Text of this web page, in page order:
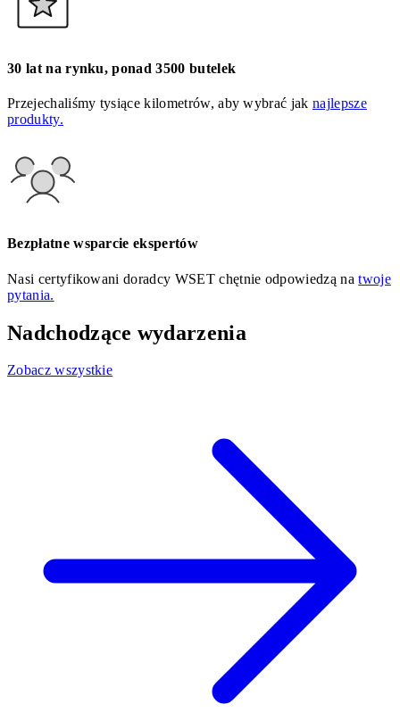
30 lat na rynku, ponad 3500 butelek
Przejechaliśmy tysiące kilometrów, aby wybrać jaknajlepsze
produkty.
Bezpłatne wsparcie ekspertów
Nasi certyfikowani doradcy WSET chętnie odpowiedzą natwoje
pytania.
Nadchodzące wydarzenia
Zobacz wszystkie